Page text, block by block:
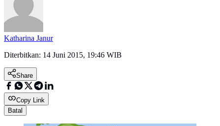
Katharina Janur
Diterbitkan: 14 Juni 2015, 19:46 WIB
Share
Copy Link
Batal